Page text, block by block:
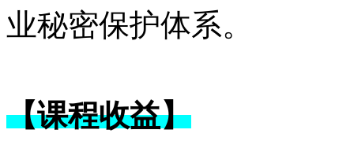
业秘密保护体系。
【课程收益】